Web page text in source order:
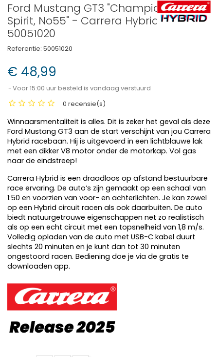
Ford Mustang GT3 "Champion
Spirit, No55" - Carrera Hybrid -
50051020
Referentie: 50051020
€ 48,99
Voor 15:00 uur besteld is vandaag verstuurd
0 recensie(s)
Winnaarsmentaliteit is alles. Dit is zeker het geval als deze
Ford Mustang GT3 aan de start verschijnt van jou Carrera
Hybrid racebaan. Hij is uitgevoerd in een lichtblauwe lak
met een dikker V8 motor onder de motorkap. Vol gas
naar de eindstreep!
Carrera Hybrid is een draadloos op afstand bestuurbare
race ervaring. De auto’s zijn gemaakt op een schaal van
1:50 en voorzien van voor- en achterlichten. Je kan zowel
op een Hybrid circuit racen als ook daarbuiten. De auto
biedt natuurgetrouwe eigenschappen net zo realistisch
als op een echt circuit met een topsnelheid van 1,8 m/s.
Volledig opladen van de auto met USB-C kabel duurt
slechts 20 minuten en je kunt dan tot 30 minuten
ongestoord racen. Bediening doe je via de gratis te
downloaden app.